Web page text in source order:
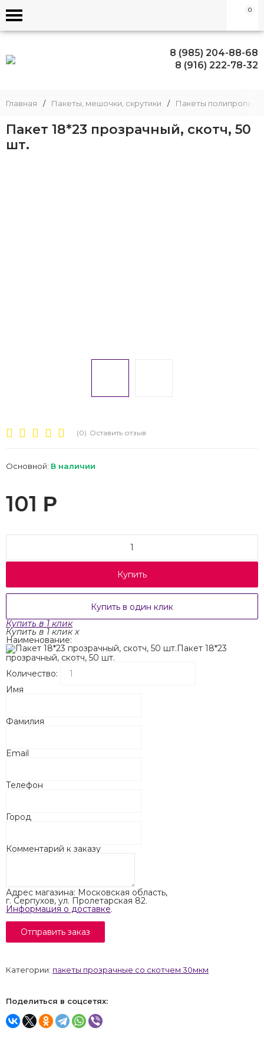
0
8 (985) 204-88-68
8 (916) 222-78-32
Главная / Пакеты, мешочки, скрутики / Пакеты
Пакет 18*23 прозрачный, скотч, 50
шт.
(0) Оставить отзыв
Основной: В наличии
101 Р
Купить
Купить в один клик
Купить в 1 клик
Купить в 1 клик x
Наименование:
Пакет 18*23
прозрачный, скотч, 50 шт.
Количество:
Имя
Фамилия
Email
Телефон
Город
Комментарий к заказу
Адрес магазина: Московская область,
г. Серпухов, ул. Пролетарская 82.
Информация о доставке.
Категории: пакеты прозрачные со скотчем 30мкм
Поделиться в соцсетях: